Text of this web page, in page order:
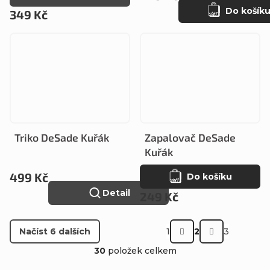
349 Kč Do košíku
Triko DeSade Kuřák
499 Kč
Detail
Zapalovač DeSade
Kuřák
249 Kč
Do košíku
O
Načíst 6 dalších
S
t
1 2
3
30položek celkem